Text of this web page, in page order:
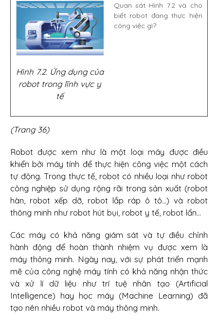
Hình 7.2. Ứng dụng của
robot trong lĩnh vực y
tế
Quan sát Hình 7.2 và cho
biết robot đang thực hiện
công việc gì?
(Trang 36)
Robot được xem như là một loại máy được điều
khiển bởi máy tính để thực hiện công việc một cách
tự động. Trong thực tế, robot có nhiều loại như robot
công nghiệp sử dụng rộng rãi trong sản xuất (robot
hàn, robot xếp dỡ, robot lắp ráp ô tô...) và robot
thông minh như robot hút bụi, robot y tế, robot lẩn...
Các máy có khả năng giám sát và tự điều chỉnh
hành động để hoàn thành nhiệm vụ được xem là
máy thông minh. Ngày nay, với sự phát triển mạnh
mẽ của công nghệ máy tính có khả năng nhận thức
và xử lí dữ liệu như trí tuệ nhân tạo (Artificial
Intelligence) hay học máy (Machine Learning) đã
tạo nên nhiều robot và máy thông minh.